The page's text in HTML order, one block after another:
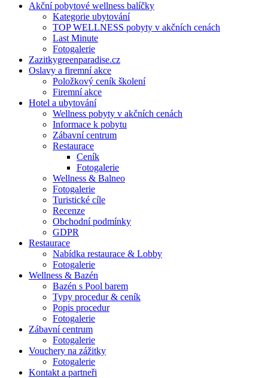
Akční pobytové wellness balíčky
Kategorie ubytování
TOP WELLNESS pobyty v akčních cenách
Last Minute
Fotogalerie
Zazitkygreenparadise.cz
Oslavy a firemní akce
Položkový ceník školení
Firemní akce
Hotel a ubytování
Wellness pobyty v akčních cenách
Informace k pobytu
Zábavní centrum
Restaurace
Ceník
Fotogalerie
Wellness & Balneo
Fotogalerie
Turistické cíle
Recenze
Obchodní podmínky
GDPR
Restaurace
Nabídka restaurace & Lobby
Fotogalerie
Wellness & Bazén
Bazén s Pool barem
Typy procedur & ceník
Popis procedur
Fotogalerie
Zábavní centrum
Fotogalerie
Vouchery na zážitky
Fotogalerie
Kontakt a partneři